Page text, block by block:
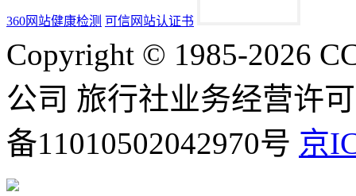
360网站健康检测 可信网站认证书
Copyright © 1985-2026
公司 旅行社业务经营许
备11010502042970号 京